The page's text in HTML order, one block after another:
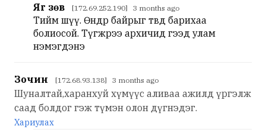
Яг зөв [172.69.252.190] 3 months ago
Тийм шүү. Өндөр байрыг төвд барихаа
болиосой. Түгжрээ архичид гээд улам
нэмэгдэнэ
Зочин [172.68.93.138] 3 months ago
Шуналтай,харанхуй хүмүүс аливаа ажилд үргэлж
саад болдог гэж түмэн олон дүгнэдэг.
Хариулах